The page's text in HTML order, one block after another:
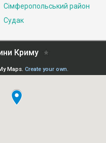
Сімферопольський район
Судак